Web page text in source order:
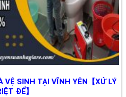
VỆ SINH TẠI VĨNH YÊN【XỬ LÝ
ĐỂ】